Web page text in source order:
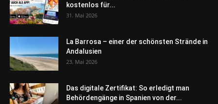
kostenlos für...
31. Mai 2026
La Barrosa – einer der schönsten Strände in
Andalusien
23. Mai 2026
Das digitale Zertifikat: So erledigt man
Behördengänge in Spanien von der...